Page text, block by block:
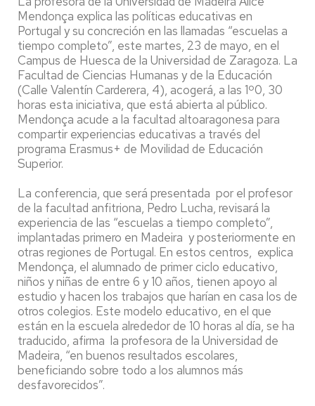
Mendonça explica las políticas educativas en
Portugal y su concreción en las llamadas “escuelas a
tiempo completo”, este martes, 23 de mayo, en el
Campus de Huesca de la Universidad de Zaragoza. La
Facultad de Ciencias Humanas y de la Educación
(Calle Valentín Carderera, 4), acogerá, a las 1º0, 30
horas esta iniciativa, que está abierta al público.
Mendonça acude a la facultad altoaragonesa para
compartir experiencias educativas a través del
programa Erasmus+ de Movilidad de Educación
Superior.
La conferencia, que será presentada por el profesor
de la facultad anfitriona, Pedro Lucha, revisará la
experiencia de las “escuelas a tiempo completo”,
implantadas primero en Madeira y posteriormente en
otras regiones de Portugal. En estos centros, explica
Mendonça, el alumnado de primer ciclo educativo,
niños y niñas de entre 6 y 10 años, tienen apoyo al
estudio y hacen los trabajos que harían en casa los de
otros colegios. Este modelo educativo, en el que
están en la escuela alrededor de 10 horas al día, se ha
traducido, afirma la profesora de la Universidad de
Madeira, “en buenos resultados escolares,
beneficiando sobre todo a los alumnos más
desfavorecidos”.